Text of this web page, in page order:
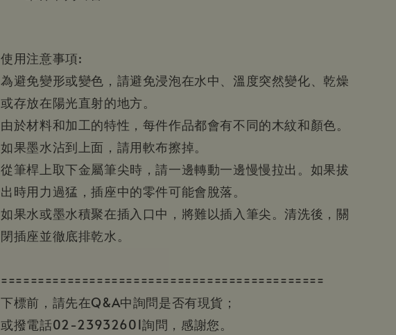
使用注意事項:
為避免變形或變色，請避免浸泡在水中、溫度突然變化、乾燥
或存放在陽光直射的地方。
由於材料和加工的特性，每件作品都會有不同的木紋和顏色。
如果墨水沾到上面，請用軟布擦掉。
從筆桿上取下金屬筆尖時，請一邊轉動一邊慢慢拉出。如果拔
出時用力過猛，插座中的零件可能會脫落。
如果水或墨水積聚在插入口中，將難以插入筆尖。清洗後，關
閉插座並徹底排乾水。
============================================
下標前，請先在Q&A中詢問是否有現貨；
或撥電話02-23932601詢問，感謝您。